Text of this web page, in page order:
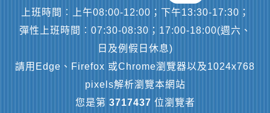
上班時間︰上午08:00-12:00；下午13:30-17:30；
彈性上班時間︰07:30-08:30；17:00-18:00(週六、
日及例假日休息)
請用Edge、Firefox 或Chrome瀏覽器以及1024x768
pixels解析瀏覽本網站
您是第 3717437 位瀏覽者